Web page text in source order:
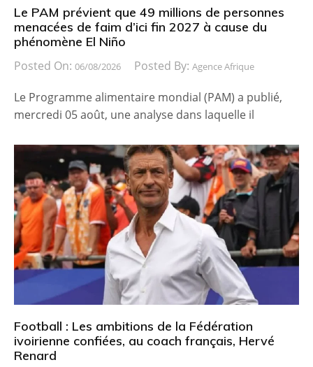
Le PAM prévient que 49 millions de personnes
menacées de faim d’ici fin 2027 à cause du
phénomène El Niño
Posted On: 06/08/2026 Posted By: Agence Afrique
Le Programme alimentaire mondial (PAM) a publié,
mercredi 05 août, une analyse dans laquelle il
Football : Les ambitions de la Fédération
ivoirienne confiées, au coach français, Hervé
Renard